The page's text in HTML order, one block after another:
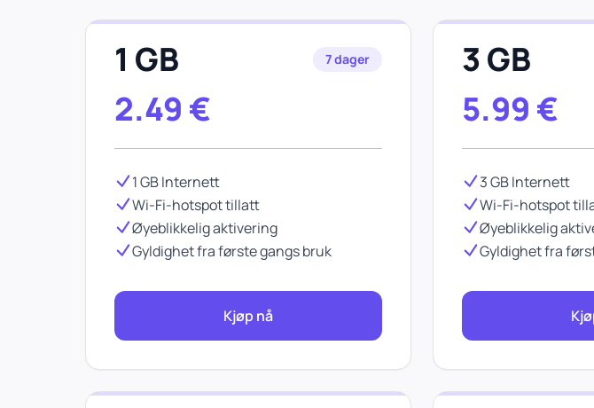
1 GB 7 dager
2.49 €
1 GB Internett
Wi-Fi-hotspot tillatt
Øyeblikkelig aktivering
Gyldighet fra første gangs bruk
Kjøp nå
3 GB
5.99 €
3 GB Internett
Wi-Fi-hotspot
Øyeblikkelig
Gyldighet fra